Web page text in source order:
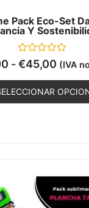
Pack Eco-Set
Y
Valorado
con
5
- €45,00 (IVA